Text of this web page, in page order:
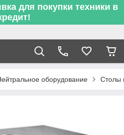
для покупки техники в
оборудование Столы